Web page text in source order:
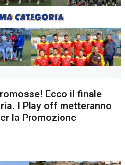
Ecco il finale
I Play off metteranno
la Promozione